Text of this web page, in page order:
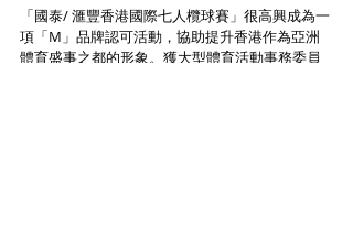
「國泰/ 滙豐香港國際七人欖球賽」很高興成為一
項「M」品牌認可活動，協助提升香港作為亞洲
體育盛事之都的形象。獲大型體育活動事務委員